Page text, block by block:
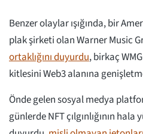
Benzer olaylar ışığında, bir
plak şirketi olan Warner Music
ortaklığını duyurdu, birkaç
kitlesini Web3 alanına
Önde gelen sosyal medya
günlerde NFT çılgınlığının